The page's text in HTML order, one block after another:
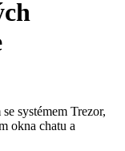
systémem Trezor,
okna chatu a